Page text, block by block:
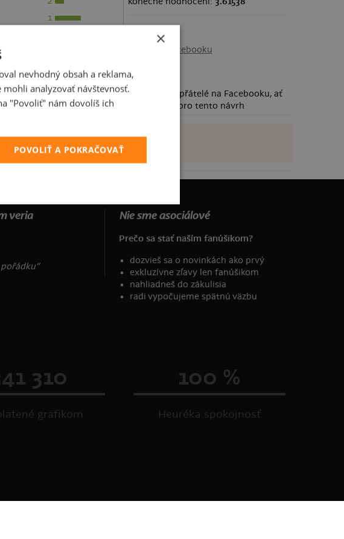
1
Sdílení
Sdílet na Facebooku
Požádej své přátelé na Facebooku, ať
taky hlasují pro tento návrh
veria Nie sme asociálové
Prečo sa stať naším fanúšikom?
dozvieš sa o novinkách ako prvý
exkluzívne zľavy len fanúšikom
nahliadneš do zákulisia
radi vypočujeme spätnú väzbu
310
grafikom
100 %
Heuréka spokojnosť
×
nevhodný obsah a reklama,
analyzovať návštevnosť.
"Povoliť" nám dovolíš ich
POVOLIŤ A POKRAČOVAŤ